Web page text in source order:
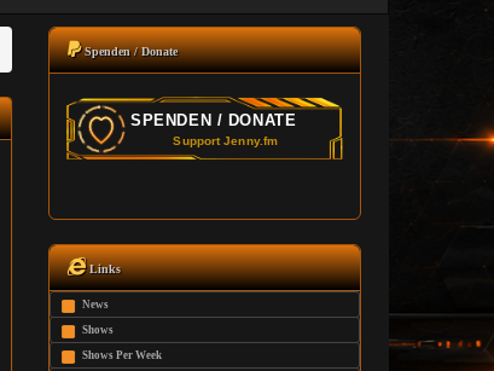
Spenden / Donate
Links
News
Shows
Shows Per Week